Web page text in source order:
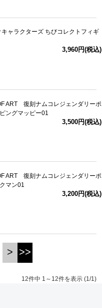
ャラクターズ ちびコレクトフィギ
3,960円(税込)
ART 復刻ナムコレジェンダリーポ
ングマッピー01
3,500円(税込)
ART 復刻ナムコレジェンダリーポ
マン01
3,200円(税込)
> >>
12件中 1～12件を表示 (1/1)